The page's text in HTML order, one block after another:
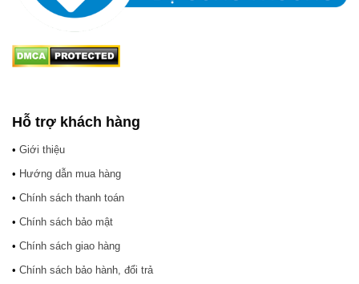
Hỗ trợ khách hàng
• Giới thiệu
• Hướng dẫn mua hàng
• Chính sách thanh toán
• Chính sách bảo mật
• Chính sách giao hàng
• Chính sách bảo hành, đổi trả